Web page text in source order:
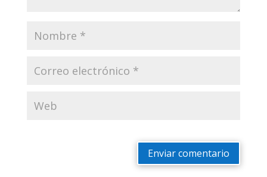
Enviar comentario